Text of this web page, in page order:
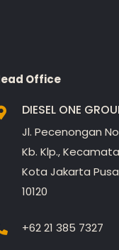
Office
DIESEL ONE
Jl. Pecenongan
Kb. Klp.,
Kota Jakarta
10120
+62 21 385 7327